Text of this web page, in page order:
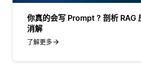
你真的会写 Prompt ? 剖析 RAG
消解
了解更多